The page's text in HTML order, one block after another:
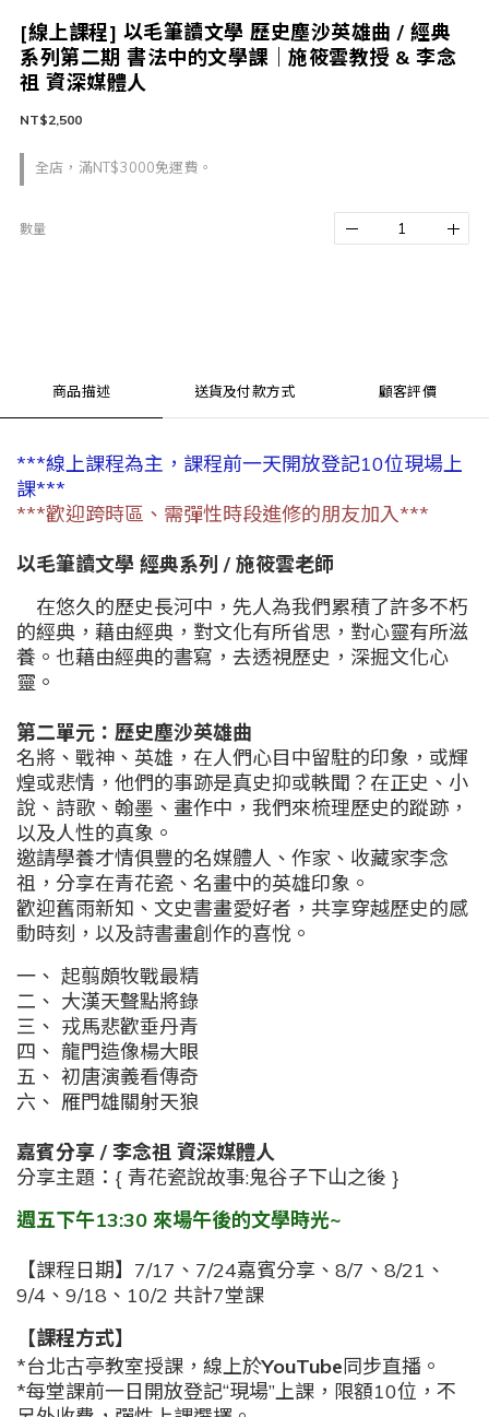
[線上課程] 以毛筆讀文學 歷史塵沙英雄曲 / 經典
系列第二期 書法中的文學課｜施筱雲教授 & 李念
祖 資深媒體人
全店，滿NT$3000免運費。
NT$2,500
數量
商品描述 送貨及付款方式 顧客評價
***線上課程為主，課程前一天開放登記10位現場上
課***
***歡迎跨時區、需彈性時段進修的朋友加入***
以毛筆讀文學 經典系列 / 施筱雲老師
在悠久的歷史長河中，先人為我們累積了許多不朽
的經典，藉由經典，對文化有所省思，對心靈有所滋
養。也藉由經典的書寫，去透視歷史，深掘文化心
靈。
第二單元：歷史塵沙英雄曲
名將、戰神、英雄，在人們心目中留駐的印象，或輝
煌或悲情，他們的事跡是真史抑或軼聞？在正史、小
說、詩歌、翰墨、畫作中，我們來梳理歷史的蹤跡，
以及人性的真象。
邀請學養才情俱豐的名媒體人、作家、收藏家李念
祖，分享在青花瓷、名畫中的英雄印象。
歡迎舊雨新知、文史書畫愛好者，共享穿越歷史的感
動時刻，以及詩書畫創作的喜悅。
一、 起翦頗牧戰最精
二、 大漢天聲點將錄
三、 戎馬悲歡垂丹青
四、 龍門造像楊大眼
五、 初唐演義看傳奇
六、 雁門雄關射天狼
嘉賓分享 / 李念祖 資深媒體人
分享主題：{ 青花瓷說故事:鬼谷子下山之後 }
週五下午13:30 來場午後的文學時光~
【課程日期】 7/17、7/24嘉賓分享 、8/7、8/21、
9/4、9/18、10/2 共計7堂課
【課程方式】
*台北古亭教室授課， 線上於YouTube同步直播。
*每堂課前一日開放登記“現場”上課，限額10位，不